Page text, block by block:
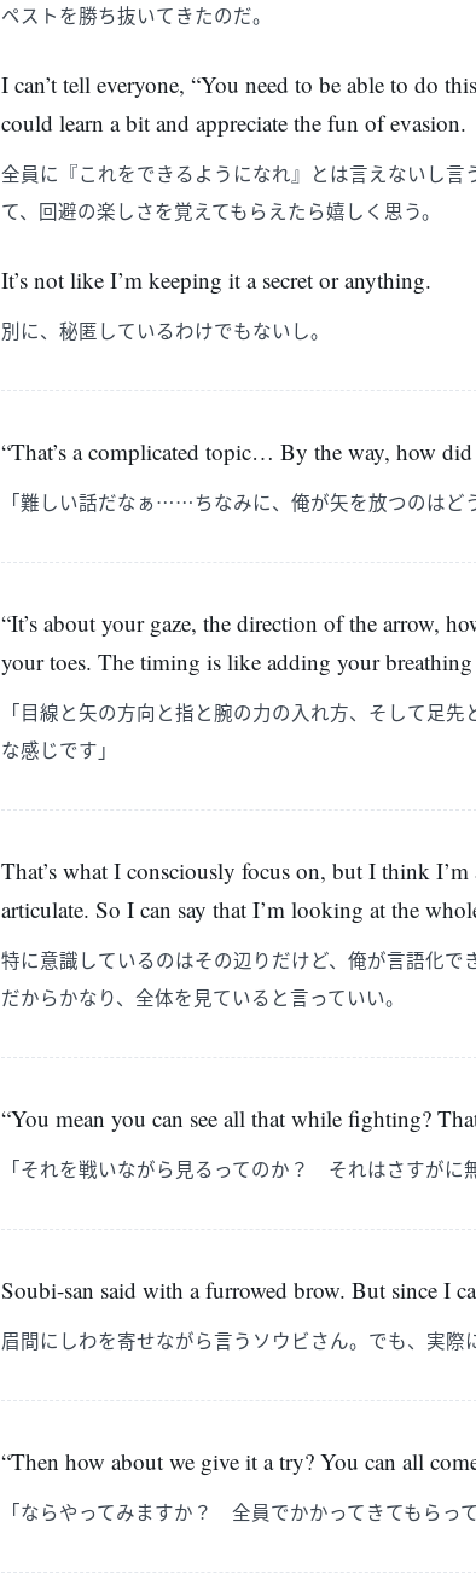
ペストを勝ち抜いてきたのだ。
I can’t tell everyone, “You need to be able to do
could learn a bit and appreciate the fun of evasion.
全員に『これをできるようになれ』とは言えないし
て、回避の楽しさを覚えてもらえたら嬉しく思う。
It’s not like I’m keeping it a secret or anything.
別に、秘匿しているわけでもないし。
“That’s a complicated topic… By the way, how
「難しい話だなぁ……ちなみに、俺が矢を放つのはど
“It’s about your gaze, the direction of the arrow,
your toes. The timing is like adding your
「目線と矢の方向と指と腕の力の入れ方、そして足
な感じです」
That’s what I consciously focus on, but I think
articulate. So I can say that I’m looking at the
特に意識しているのはその辺りだけど、俺が言語化で
だからかなり、全体を見ていると言っていい。
“You mean you can see all that while fighting?
「それを戦いながら見るってのか？ それはさすがに
Soubi-san said with a furrowed brow. But since I
眉間にしわを寄せながら言うソウビさん。でも、実際
“Then how about we give it a try? You can all
「ならやってみますか？ 全員でかかってきてもらっ